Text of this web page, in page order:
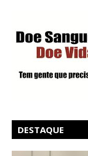
DESTAQUE